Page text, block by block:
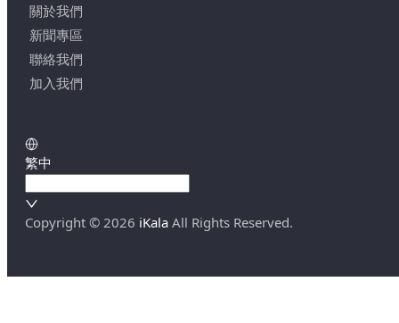
關於我們
新聞專區
聯絡我們
加入我們
繁中
Copyright © 2026 iKala All Rights Reserved.